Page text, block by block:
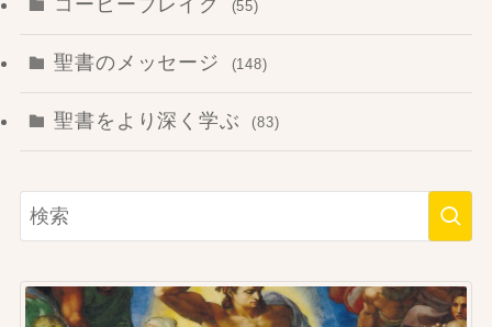
コーヒーブレイク (55)
聖書のメッセージ (148)
聖書をより深く学ぶ (83)